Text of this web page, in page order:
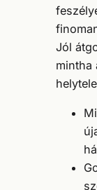
Jól
mintha